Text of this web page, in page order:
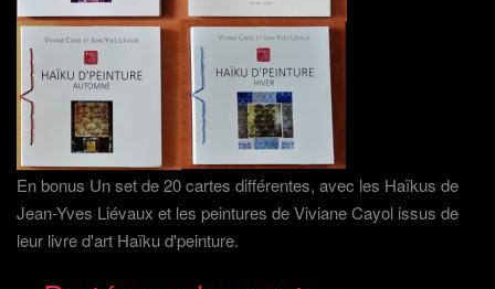
En bonus Un set de 20 cartes différentes, avec les Haïkus de
Jean-Yves Liévaux et les peintures de Viviane Cayol issus de
leur livre d'art Haïku d'peinture.